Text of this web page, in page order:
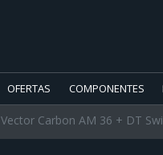
OFERTAS COMPONENTES
Vector Carbon AM 36 + DT